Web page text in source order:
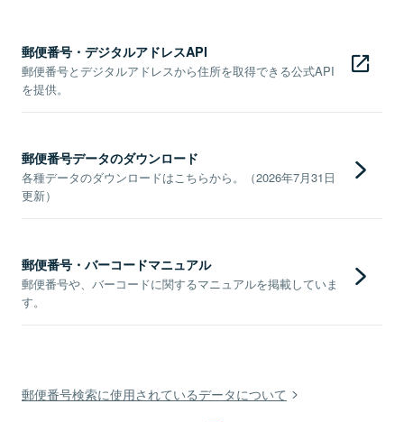
郵便番号・デジタルアドレスAPI
郵便番号とデジタルアドレスから住所を取得できる公式API
を提供。
郵便番号データのダウンロード
各種データのダウンロードはこちらから。（2026年7月31日
更新）
郵便番号・バーコードマニュアル
郵便番号や、バーコードに関するマニュアルを掲載していま
す。
郵便番号検索に使用されているデータについて